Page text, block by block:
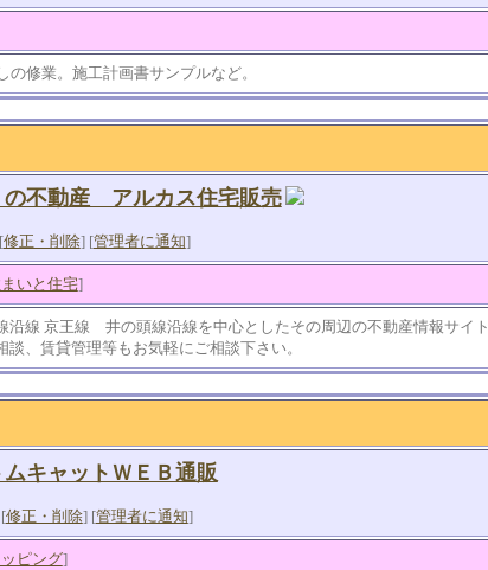
修業。施工計画書サンプルなど。
動産 アルカス住宅販売
修正・削除] [管理者に通知]
いと住宅]
京王線 井の頭線沿線を中心としたその周辺の不動産情報サイト
、賃貸管理等もお気軽にご相談下さい。
キャットＷＥＢ通販
修正・削除] [管理者に通知]
ピング]